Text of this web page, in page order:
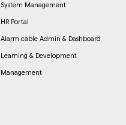
System Management
HR Portal
Alarm cable Admin & Dashboard
Learning & Development
Management